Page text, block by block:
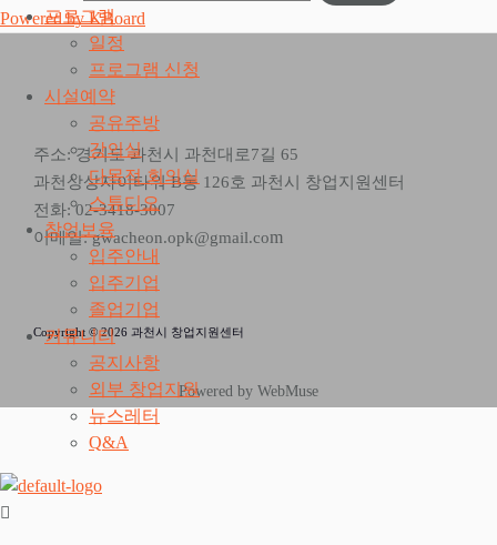
프로그램
일정
프로그램 신청
시설예약
공유주방
강의실
다목적 회의실
스튜디오
창업보육
입주안내
입주기업
졸업기업
커뮤니티
공지사항
외부 창업지원
뉴스레터
Q&A
Powered by KBoard
주소: 경기도 과천시 과천대로7길 65
과천상상자이타워 B동 126호 과천시 창업지원센터
전화: 02-3418-3007
이메일: gwacheon.opk@gmail.com
Copyright © 2026 과천시 창업지원센터
Powered by WebMuse